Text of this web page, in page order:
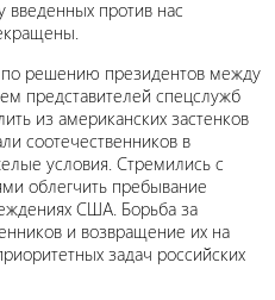
введенных против нас
по решению президентов между
представителей спецслужб
из американских застенков
соотечественников в
условия. Стремились с
облегчить пребывание
США. Борьба за
и возвращение их на
задач российских